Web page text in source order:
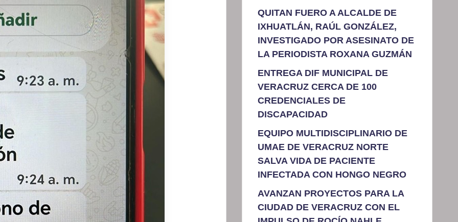
QUITAN FUERO A ALCALDE DE
IXHUATLÁN, RAÚL GONZÁLEZ,
INVESTIGADO POR ASESINATO DE
LA PERIODISTA ROXANA GUZMÁN
ENTREGA DIF MUNICIPAL DE
VERACRUZ CERCA DE 100
CREDENCIALES DE
DISCAPACIDAD
EQUIPO MULTIDISCIPLINARIO DE
UMAE DE VERACRUZ NORTE
SALVA VIDA DE PACIENTE
INFECTADA CON HONGO NEGRO
AVANZAN PROYECTOS PARA LA
CIUDAD DE VERACRUZ CON EL